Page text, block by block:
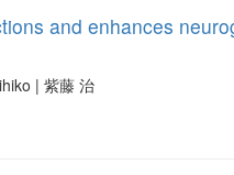
and enhances
| 紫藤 治